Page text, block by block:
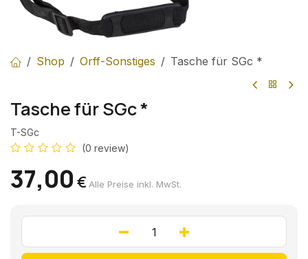
Shop Orff-Sonstiges Tasche für SGc *
Tasche für SGc *
T-SGc
(0 review)
37,00 € Alle Preise inkl. MwSt.